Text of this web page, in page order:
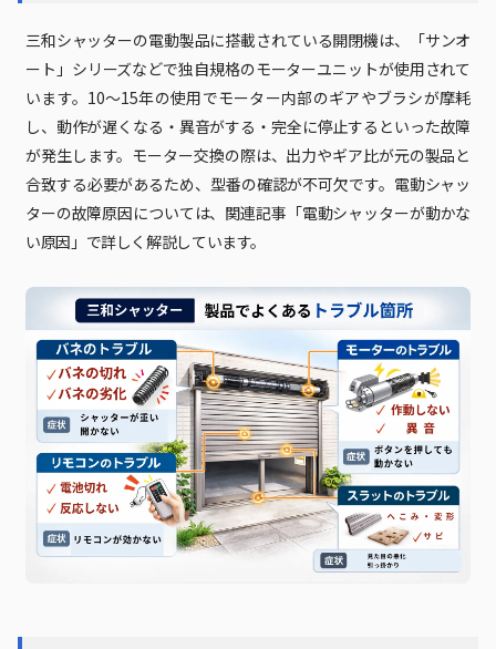
三和シャッターの電動製品に搭載されている開閉機は、「サンオ
ート」シリーズなどで独自規格のモーターユニットが使用されて
います。10〜15年の使用でモーター内部のギアやブラシが摩耗
し、動作が遅くなる・異音がする・完全に停止するといった故障
が発生します。モーター交換の際は、出力やギア比が元の製品と
合致する必要があるため、型番の確認が不可欠です。電動シャッ
ターの故障原因については、関連記事「電動シャッターが動かな
い原因」で詳しく解説しています。